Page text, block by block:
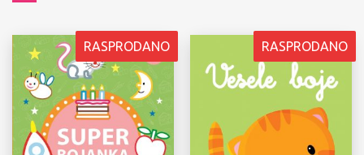
RASPRODANO RASPRODANO